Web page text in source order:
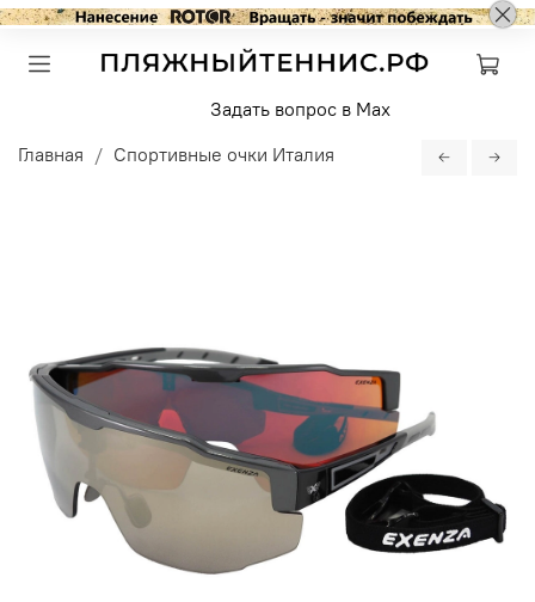
Задать вопрос в Max
Главная
Спортивные очки Италия